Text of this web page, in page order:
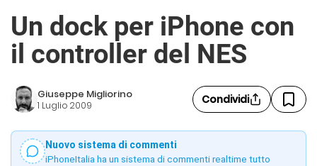
Un dock per iPhone con
il controller del NES
Giuseppe Migliorino
1 Luglio 2009 Condividi
Nuovo sistema di commenti
iPhoneItalia ha un sistema di commenti realtime tutto